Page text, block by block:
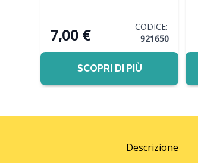
7,00 €
CODICE:
921650
SCOPRI DI PIÙ
Descrizione